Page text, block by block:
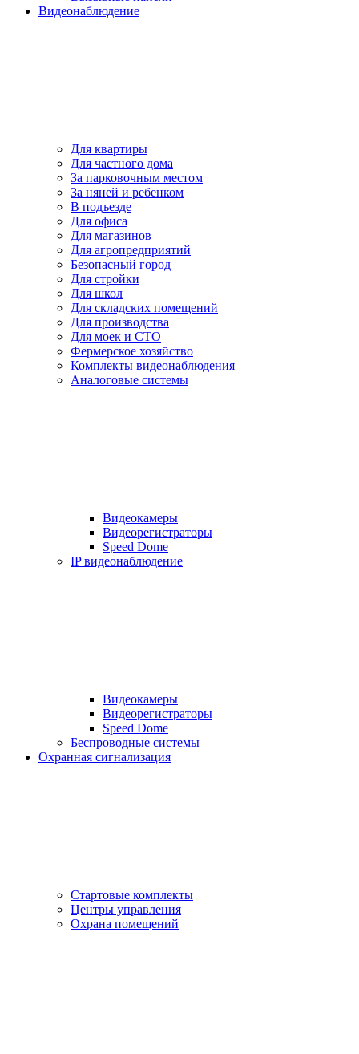
Видеонаблюдение
Для квартиры
Для частного дома
За парковочным местом
За няней и ребенком
В подъезде
Для офиса
Для магазинов
Для агропредприятий
Безопасный город
Для стройки
Для школ
Для складских помещений
Для производства
Для моек и СТО
Фермерское хозяйство
Комплекты видеонаблюдения
Аналоговые системы
Видеокамеры
Видеорегистраторы
Speed Dome
IP видеонаблюдение
Видеокамеры
Видеорегистраторы
Speed Dome
Беспроводные системы
Охранная сигнализация
Стартовые комплекты
Центры управления
Охрана помещений